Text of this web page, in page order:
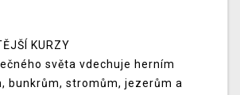
KURZY
světa vdechuje herním
bunkrům, stromům, jezerům a